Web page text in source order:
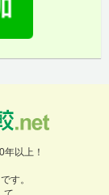
以上！
す。